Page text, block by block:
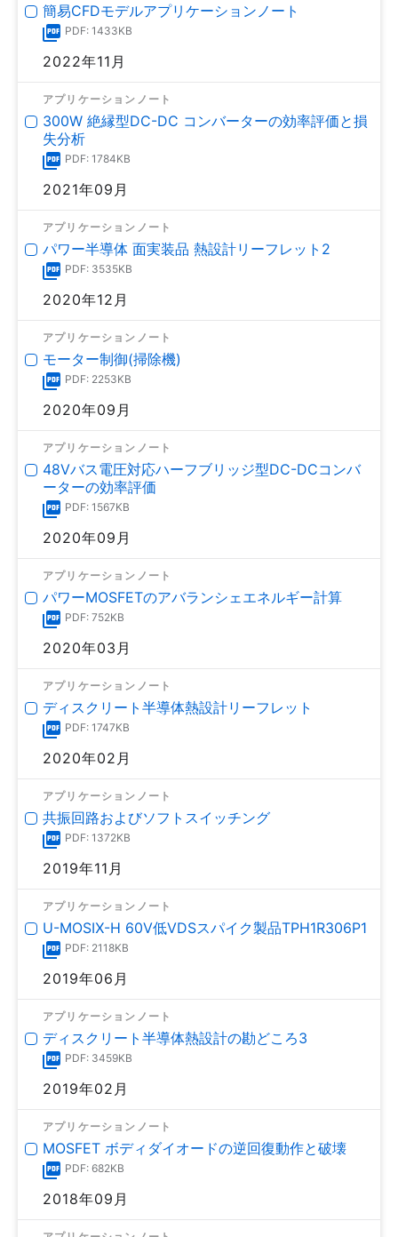
簡易CFDモデルアプリケーションノート
PDF: 1433KB
2022年11月
アプリケーションノート
300W 絶縁型DC-DC コンバーターの効率評価と損
失分析
PDF: 1784KB
2021年09月
アプリケーションノート
パワー半導体 面実装品 熱設計リーフレット2
PDF: 3535KB
2020年12月
アプリケーションノート
モーター制御(掃除機)
PDF: 2253KB
2020年09月
アプリケーションノート
48Vバス電圧対応ハーフブリッジ型DC-DCコンバ
ーターの効率評価
PDF: 1567KB
2020年09月
アプリケーションノート
パワーMOSFETのアバランシェエネルギー計算
PDF: 752KB
2020年03月
アプリケーションノート
ディスクリート半導体熱設計リーフレット
PDF: 1747KB
2020年02月
アプリケーションノート
共振回路およびソフトスイッチング
PDF: 1372KB
2019年11月
アプリケーションノート
U-MOSⅨ-H 60V低VDSスパイク製品TPH1R306P1
PDF: 2118KB
2019年06月
アプリケーションノート
ディスクリート半導体熱設計の勘どころ3
PDF: 3459KB
2019年02月
アプリケーションノート
MOSFET ボディダイオードの逆回復動作と破壊
PDF: 682KB
2018年09月